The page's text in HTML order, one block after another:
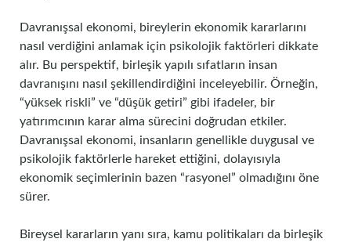
Davranışsal ekonomi, bireylerin ekonomik kararlarını
nasıl verdiğini anlamak için psikolojik faktörleri dikkate
alır. Bu perspektif, birleşik yapılı sıfatların insan
davranışını nasıl şekillendirdiğini inceleyebilir. Örneğin,
“yüksek riskli” ve “düşük getiri” gibi ifadeler, bir
yatırımcının karar alma sürecini doğrudan etkiler.
Davranışsal ekonomi, insanların genellikle duygusal ve
psikolojik faktörlerle hareket ettiğini, dolayısıyla
ekonomik seçimlerinin bazen “rasyonel” olmadığını öne
sürer.
Bireysel kararların yanı sıra, kamu politikaları da birleşik